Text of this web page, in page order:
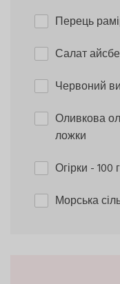
Перець
Салат
Червоний
Оливкова
ложки
Огірки - 100 г
Морська